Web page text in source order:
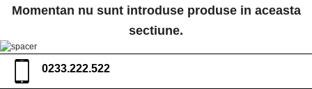
Momentan nu sunt introduse produse in aceasta
sectiune.
0233.222.522